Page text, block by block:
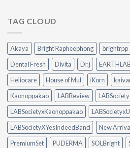
5
คราบ
น้ำมัน
ไม่
ต้อง
ออกแรง
ขัด
Spray
Diffuser
ต่าง
กัน
อย่างไร?
ใช้
อะไร
ดี
ให้
เหมาะ
กับ
บ้าน
ของ
คุณ
TAG CLOUD
Akaya Bright Rapheephong brightrpp
Dental Fresh
Divita Dr.j EARTHLAB
Heliocare
House of Mul iKorn
Kaonoppakao
LABReview LABSociety
LABSocietyxKaonoppakao
LABSocietyXYesIndeedBand
New
PremiumSet
PUDERMA SOLBright